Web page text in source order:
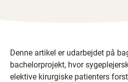
​Denne artikel er udarbejdet på
bachelorprojekt, hvor
elektive kirurgiske patienters